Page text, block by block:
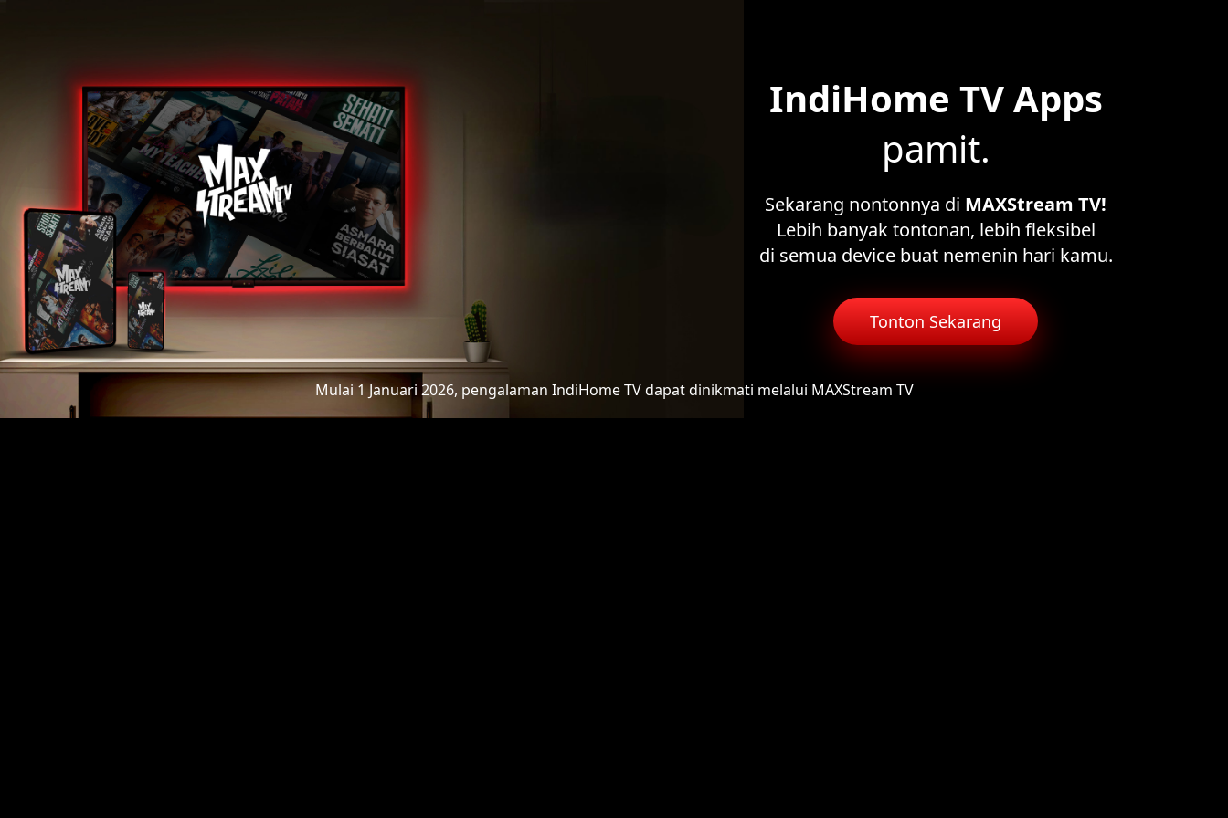
IndiHome TV Apps
pamit.
Sekarang nontonnya di MAXStream TV!
Lebih banyak tontonan, lebih fleksibel
di semua device buat nemenin hari kamu.
Tonton Sekarang
Mulai 1 Januari 2026, pengalaman IndiHome TVdapat dinikmati melalui MAXStream TV